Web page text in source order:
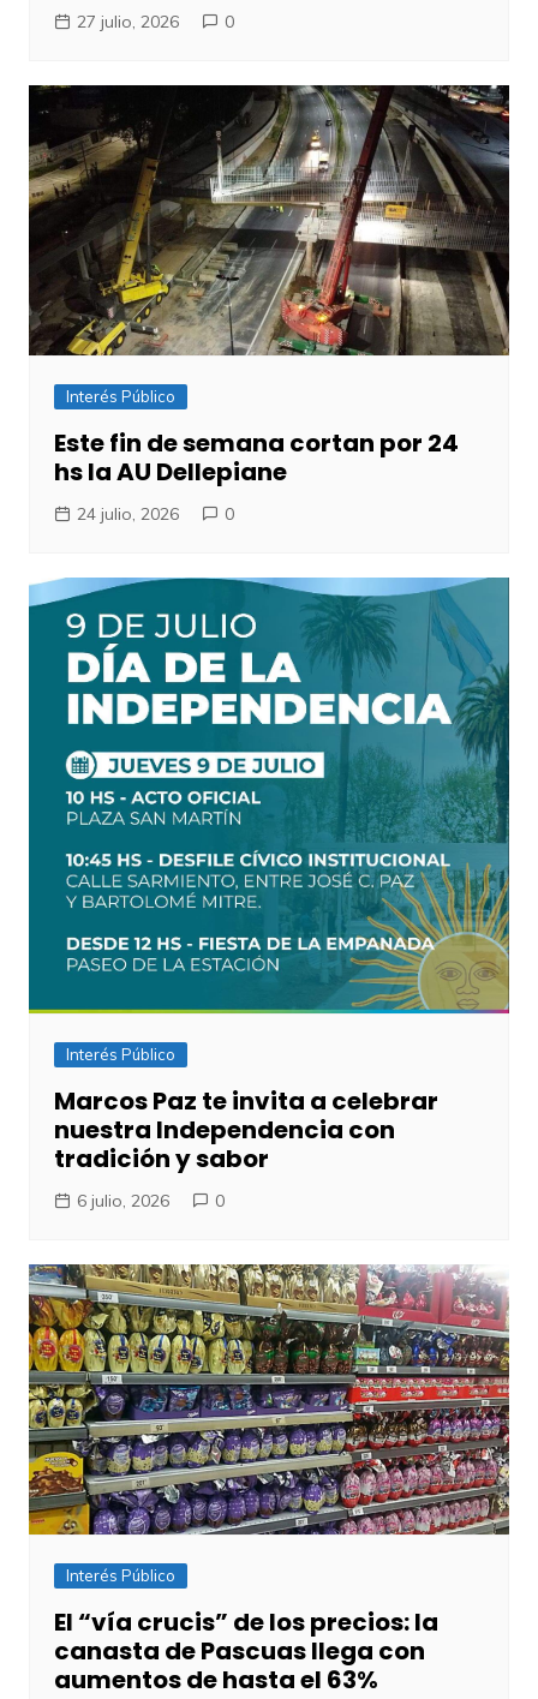
27 julio, 2026 0
Interés Público
Este fin de semana cortan por 24
hs la AU Dellepiane
24 julio, 2026 0
Interés Público
Marcos Paz te invita a celebrar
nuestra Independencia con
tradición y sabor
6 julio, 2026 0
Interés Público
El “vía crucis” de los precios: la
canasta de Pascuas llega con
aumentos de hasta el 63%